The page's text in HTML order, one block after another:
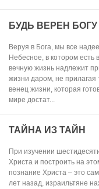
БУДЬ ВЕРЕН
Веруя в Бога, мы все
Небесное, в котором есть
вечную жизнь надлежит
жизни даром, не прилагая
венец жизни, которая
мире достат...
ТАЙНА ИЗ ТАЙН
При изучении
Христа и построить на
познание Христа – это
лет назад, израильтяне